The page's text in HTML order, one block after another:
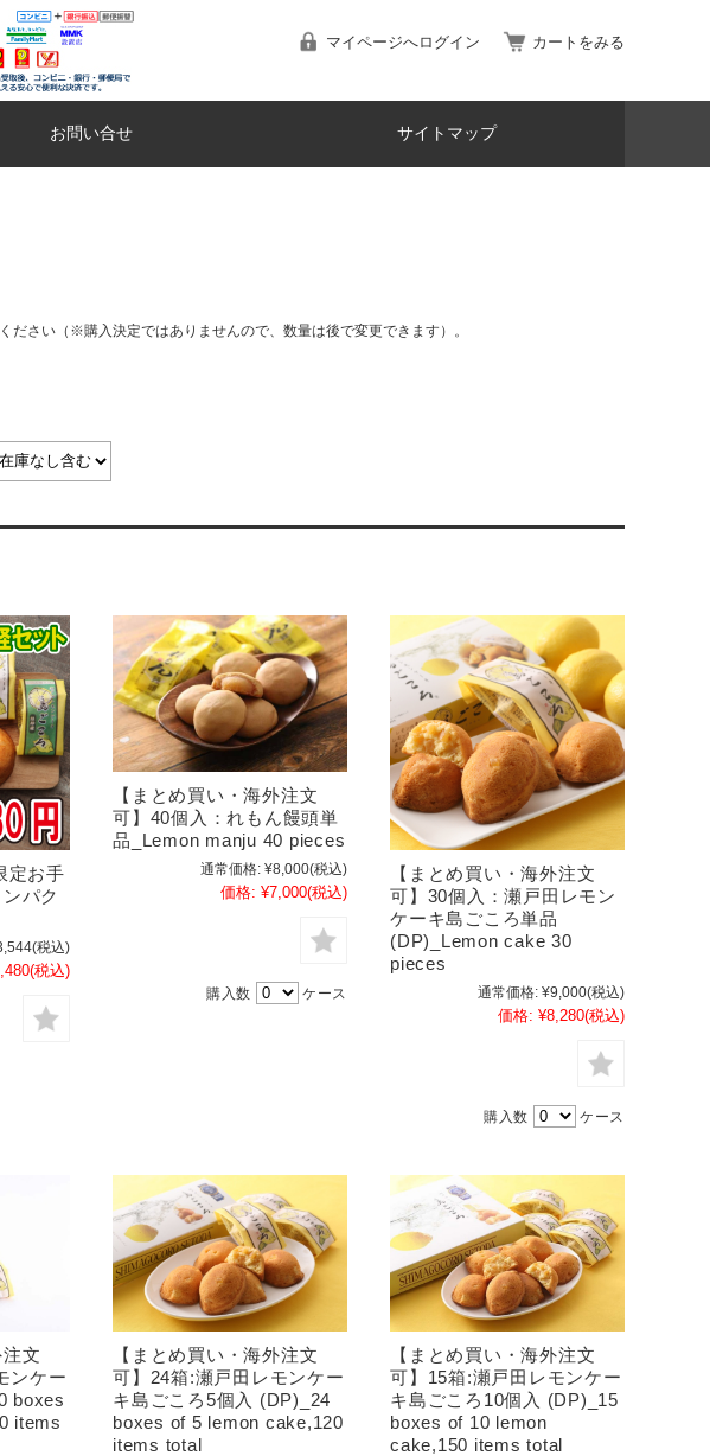
マイページへログイン カートをみる
お問い合せ サイトマップ
さい（※購入決定ではありませんので、数量は後で変更できます）。
定お手
パク
(税込)
(税込)
【まとめ買い・海外注文
可】40個入：れもん饅頭単
品_Lemon manju 40 pieces
通常価格: ¥8,000(税込)
価格: ¥7,000(税込)
購入数 ケース
【まとめ買い・海外注文
可】30個入：瀬戸田レモン
ケーキ島ごころ単品
(DP)_Lemon cake 30
pieces
通常価格: ¥9,000(税込)
価格: ¥8,280(税込)
購入数 ケース
注文
ンケー
boxes
items
【まとめ買い・海外注文
可】24箱:瀬戸田レモンケー
キ島ごころ5個入 (DP)_24
boxes of 5 lemon cake,120
items total
【まとめ買い・海外注文
可】15箱:瀬戸田レモンケー
キ島ごころ10個入 (DP)_15
boxes of 10 lemon
cake,150 items total